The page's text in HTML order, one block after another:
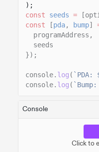
);
const
seeds =
const
[pda, bump]
programAddress,
seeds
});
console. log ( `PDA:
console. log (
Console
Click to